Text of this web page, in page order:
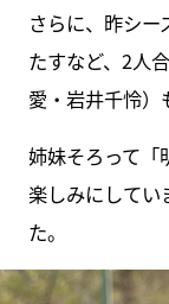
さらに、昨シ
たすなど、2人
愛・岩井千怜）
姉妹そろって「
楽しみにしてい
た。